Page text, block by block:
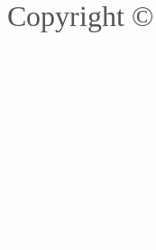
Copyright